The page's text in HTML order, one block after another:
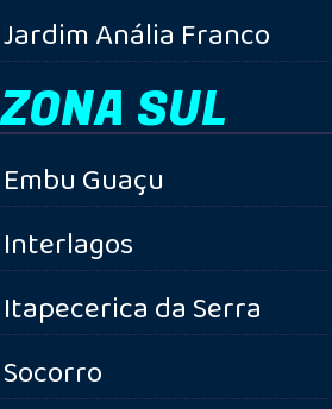
Jardim Anália Franco
ZONA SUL
Embu Guaçu
Interlagos
Itapecerica da Serra
Socorro